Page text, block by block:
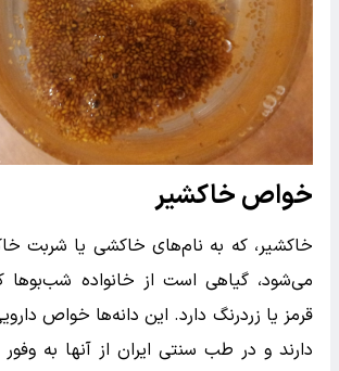
خواص خاکشیر
خاکشیر، که به نام‌های خاکشی یا شربت
می‌شود، گیاهی است از خانواده شب‌بوها
قرمز یا زردرنگ دارد. این دانه‌ها خواص
دارند و در طب سنتی ایران از آنها به